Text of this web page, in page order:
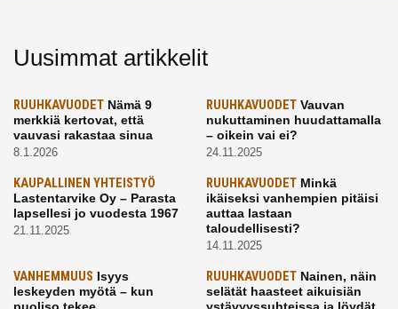
Uusimmat artikkelit
RUUHKAVUODET Nämä 9
merkkiä kertovat, että
vauvasi rakastaa sinua
8.1.2026
RUUHKAVUODETVauvan
nukuttaminen huudattamalla
– oikein vai ei?
24.11.2025
KAUPALLINEN YHTEISTYÖ
Lastentarvike Oy – Parasta
lapsellesi jo vuodesta 1967
21.11.2025
RUUHKAVUODETMinkä
ikäiseksi vanhempien pitäisi
auttaa lastaan
taloudellisesti?
14.11.2025
VANHEMMUUS Isyys
leskeyden myötä – kun
RUUHKAVUODETNainen, näin
selätät haasteet aikuisiän